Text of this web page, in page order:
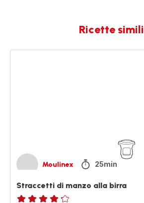
Ricette simili
Moulinex 25min
Straccetti di manzo alla birra